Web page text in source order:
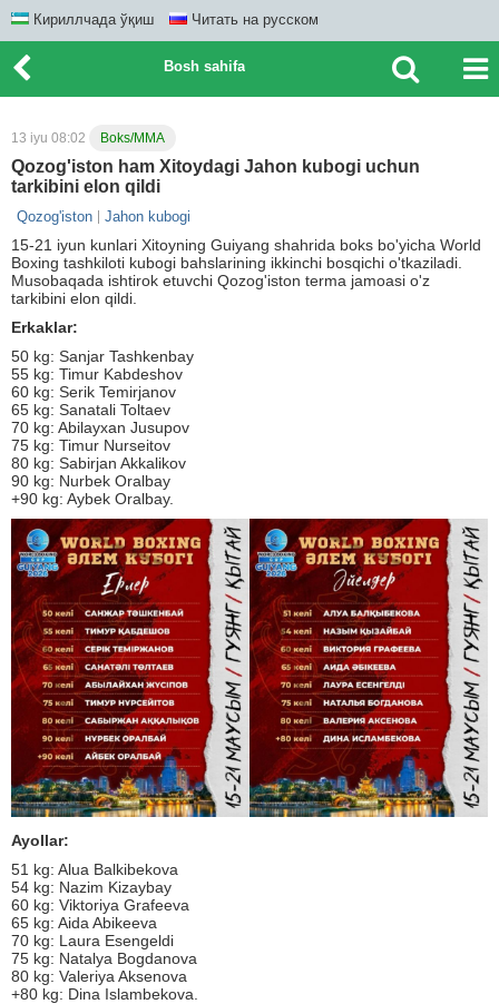
Кириллчада ўқиш Читать на русском
Bosh sahifa
13 iyu 08:02 Boks/MMA
Qozog'iston ham Xitoydagi Jahon kubogi uchun
tarkibini elon qildi
Qozog'iston Jahon kubogi
15-21 iyun kunlari Xitoyning Guiyang shahrida boks bo'yicha World
Boxing tashkiloti kubogi bahslarining ikkinchi bosqichi o'tkaziladi.
Musobaqada ishtirok etuvchi Qozog'iston terma jamoasi o'z
tarkibini elon qildi.
Erkaklar:
50 kg: Sanjar Tashkenbay
55 kg: Timur Kabdeshov
60 kg: Serik Temirjanov
65 kg: Sanatali Toltaev
70 kg: Abilayxan Jusupov
75 kg: Timur Nurseitov
80 kg: Sabirjan Akkalikov
90 kg: Nurbek Oralbay
+90 kg: Aybek Oralbay.
Ayollar:
51 kg: Alua Balkibekova
54 kg: Nazim Kizaybay
60 kg: Viktoriya Grafeeva
65 kg: Aida Abikeeva
70 kg: Laura Esengeldi
75 kg: Natalya Bogdanova
80 kg: Valeriya Aksenova
+80 kg: Dina Islambekova.